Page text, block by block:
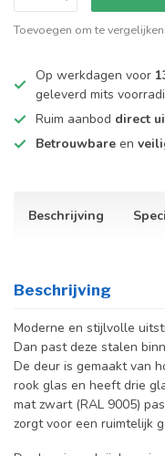
Toevoegen om te vergelijken
Op werkdagen voor
geleverd mits
Ruim aanbod direct
Betrouwbare en
Beschrijving
Beschrijving
Moderne en stijlvolle
Dan past deze stalen
De deur is gemaakt van
rook glas en heeft drie
mat zwart (RAL 9005)
zorgt voor een ruimtelijk